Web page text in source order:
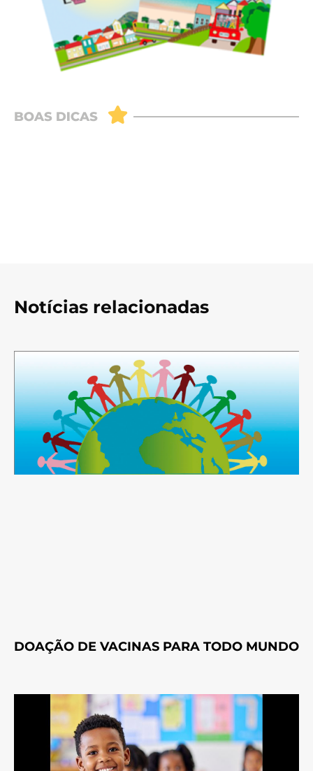
Notícias relacionadas
DOAÇÃO DE VACINAS PARA TODO MUNDO